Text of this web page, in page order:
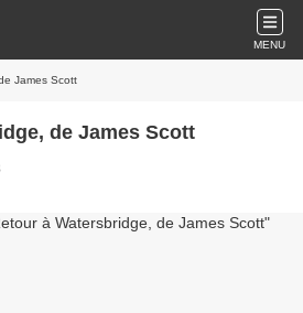
MENU
James Scott
de James Scott